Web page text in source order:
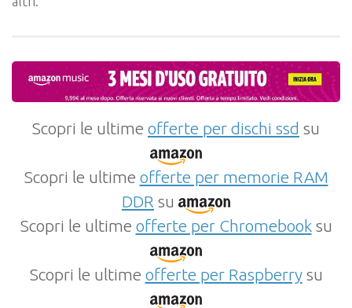
Scopri le ultime offerte per dischi ssd su
Scopri le ultime offerte per memorie RAM
DDR su
Scopri le ultime offerte per Chromebooksu
Scopri le ultime offerte per Raspberrysu